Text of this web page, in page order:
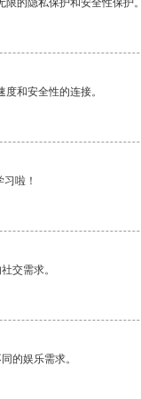
限的隐私保护和安全性保护
和安全性的连接。
啦！
交需求。
的娱乐需求。